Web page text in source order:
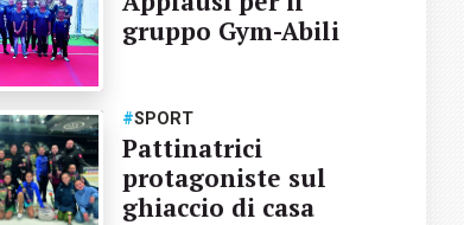
gruppo Gym-Abili
#SPORT
Pattinatrici
protagoniste sul
ghiaccio di casa